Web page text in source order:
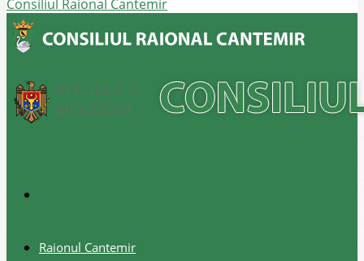
Consiliul Raional Cantemir
Raionul Cantemir